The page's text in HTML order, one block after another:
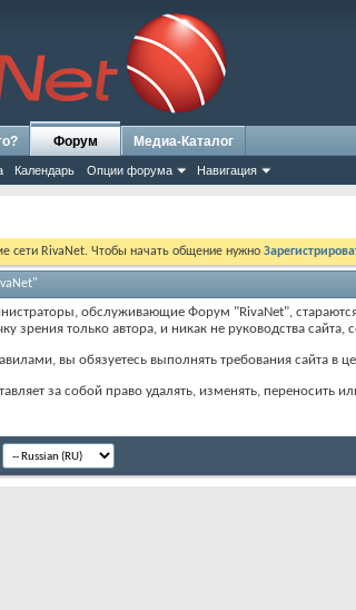
Форум
Календарь Опции форума Навигация
Медиа-Каталог
сети RivaNet. Чтобы начать общение нужно
обслуживающие Форум "RivaNet",
зрения только автора, и никак не руководства сайта,
вы обязуетесь выполнять требования сайта в
за собой право удалять, изменять,